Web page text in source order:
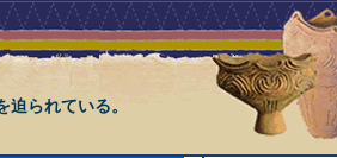
られている。